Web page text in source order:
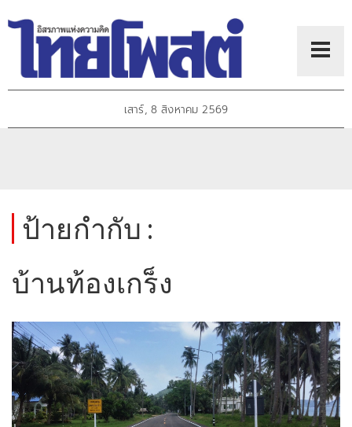
เสาร์, 8 สิงหาคม 2569
ป้ายกำกับ :
บ้านท้องเกร็ง